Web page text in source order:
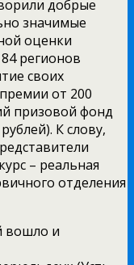
добрые
значимые
оценки
регионов
своих
от 200
призовой фонд
К слову,
– реальная
отделения
вошло и